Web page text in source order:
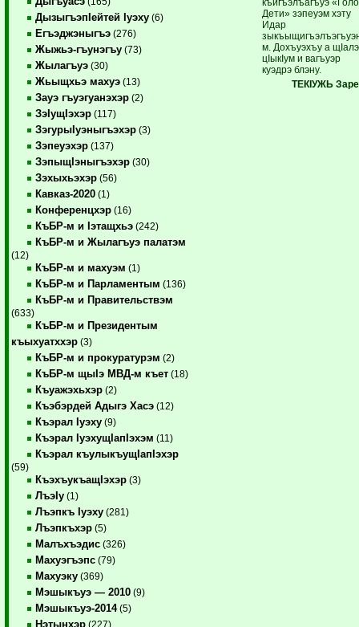
ДызыгъэпIейтей Iуэху (6)
Егъэджэныгъэ (276)
Жыжьэ-гъунэгъу (73)
Жылагъуэ (30)
Жьыщхьэ махуэ (13)
Зауэ гъуэгуанэхэр (2)
ЗэIущIэхэр (117)
ЗэгурыIуэныгъэхэр (3)
Зэпеуэхэр (137)
ЗэпыщIэныгъэхэр (30)
Зэхыхьэхэр (56)
Кавказ-2020 (1)
Конференцхэр (16)
КъБР-м и Iэтащхьэ (242)
КъБР-м и Жылагъуэ палатэм
(12)
КъБР-м и махуэм (1)
КъБР-м и Парламентым (136)
КъБР-м и Правительствэм
(633)
КъБР-м и Президентым
къыхуатххэр (3)
КъБР-м и прокуратурэм (2)
КъБР-м щыIэ МВД-м къет (18)
Къуажэхьхэр (2)
Къэбэрдей Адыгэ Хасэ (12)
Къэрал Iуэху (9)
Къэрал IуэхущIапIэхэм (11)
Къэрал къулыкъущIапIэхэр
(59)
КъэхъукъащIэхэр (3)
ЛъэIу (1)
Лъэпкъ Iуэху (281)
Лъэпкъхэр (5)
Малъхъэдис (326)
Махуэгъэпс (79)
Махуэку (369)
Мэшыкъуэ — 2010 (9)
Мэшыкъуэ-2014(5)
Нэтынхэр (227)
Дети» зэпеуэм хэту
Идар
м. Дохъуэхъу а щIалэ
цIыкIум и вагъуэр
куэдрэ блэну.
ТЕКIУЖЬ